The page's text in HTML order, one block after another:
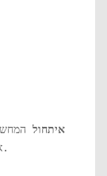
איתחול
אם באפשרותך לגלות את המחשב ברשת שלך.